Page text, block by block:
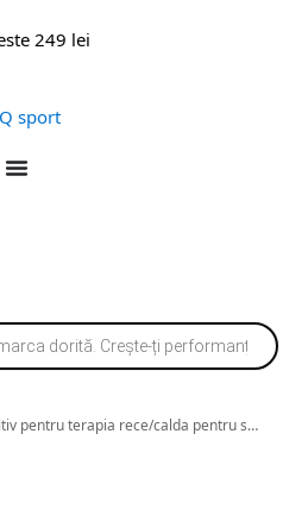
249 lei
terapia rece/calda pentru spate Compex ColdForm